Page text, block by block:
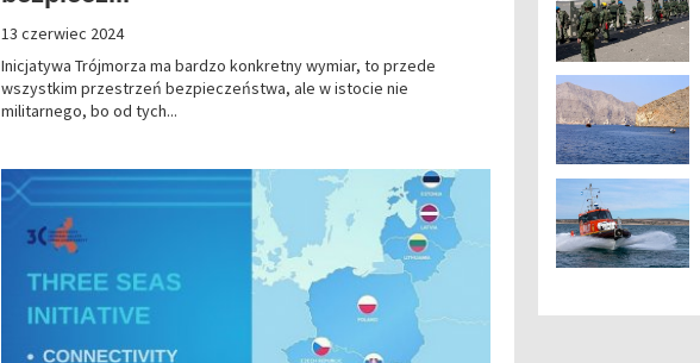
13 czerwiec 2024
Inicjatywa Trójmorza ma bardzo konkretny wymiar, to przede
wszystkim przestrzeń bezpieczeństwa, ale w istocie nie
militarnego, bo od tych...